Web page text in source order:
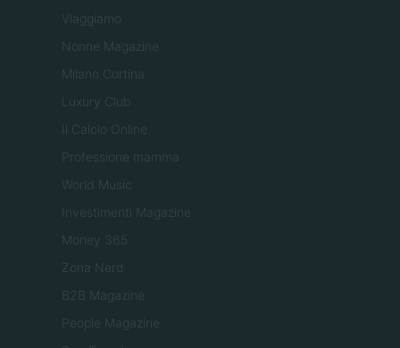
Viaggiamo
Nonne Magazine
Milano Cortina
Luxury Club
Il Calcio Online
Professione mamma
World Music
Investimenti Magazine
Money 365
Zona Nerd
B2B Magazine
People Magazine